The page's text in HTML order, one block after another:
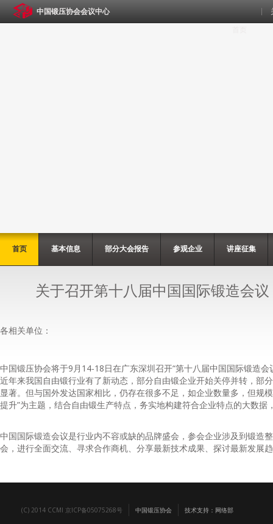
中国锻压协会会议中心
首页 基本信息 部分大会报告 参观企业 讲座征集
关于召开第十八届中国国际锻造会议
各相关单位：
中国锻压协会将于9月14-18日在广东深圳召开“第十八届中国国际锻造
近年来我国自由锻行业有了新动态，部分自由锻企业开始关停并转，部
显著。但与国外发达国家相比，仍存在很多不足，如企业数量多，但规
提升”为主题，结合自由锻生产特点，务实地构建符合企业特点的大数
中国国际锻造会议是行业内不容或缺的品牌盛会，参会企业涉及到锻造
会，进行全面交流、寻求合作商机、分享最新技术成果、探讨最新发展
(C) 2014 CCMI 京ICP备05075268号 中国锻压协会 技术支持：网络部